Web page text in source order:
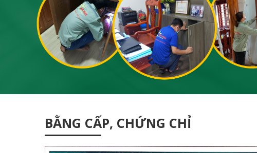
BẰNG CẤP, CHỨNG CHỈ